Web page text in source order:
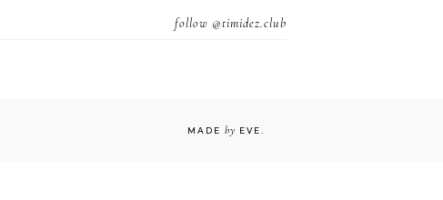
follow @timidez.club
MADE by EVE